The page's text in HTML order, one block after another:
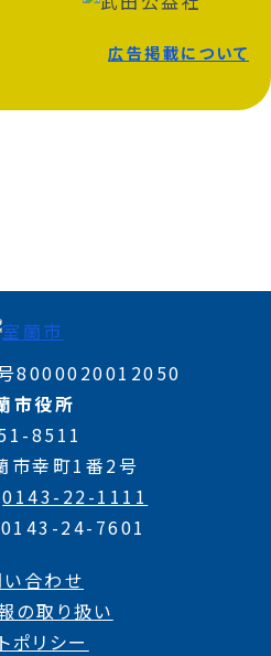
広告掲載について
8000020012050
市役所
8511
市幸町1番2号
0143-22-1111
0143-24-7601
合わせ
の取り扱い
ポリシー